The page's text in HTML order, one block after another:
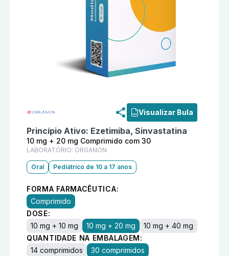
Visualizar Bula
Princípio Ativo: Ezetimiba, Sinvastatina
10 mg + 20 mg Comprimido com 30
LABORATÓRIO: ORGANON
Oral Pediátrico de 10 a 17 anos
FORMA FARMACÊUTICA:
Comprimido
DOSE:
10 mg + 10 mg
10 mg + 20 mg
10 mg + 40 mg
QUANTIDADE NA EMBALAGEM:
14 comprimidos
30 comprimidos